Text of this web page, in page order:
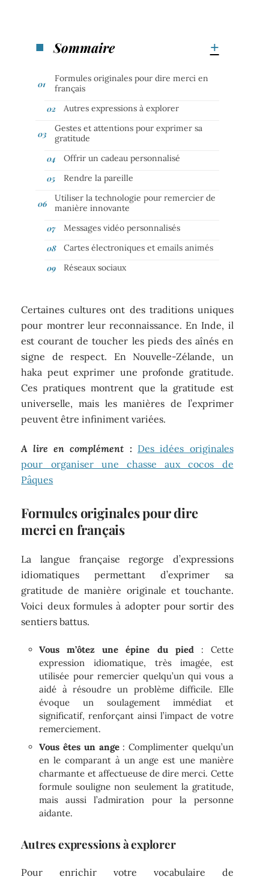
Sommaire
Formules originales pour dire merci en
français
Autres expressions à explorer
Gestes et attentions pour exprimer sa
gratitude
Offrir un cadeau personnalisé
Rendre la pareille
Utiliser la technologie pour remercier de
manière innovante
Messages vidéo personnalisés
Cartes électroniques et emails animés
Réseaux sociaux
Certaines cultures ont des traditions uniques
pour montrer leur reconnaissance. En Inde, il
est courant de toucher les pieds des aînés en
signe de respect. En Nouvelle-Zélande, un
haka peut exprimer une profonde gratitude.
Ces pratiques montrent que la gratitude est
universelle, mais les manières de l’exprimer
peuvent être infiniment variées.
A lire en complément : Des idées originales
pour organiser une chasse aux cocos de
Pâques
Formules originales pour dire
merci en français
La langue française regorge d’expressions
idiomatiques permettant d’exprimer sa
gratitude de manière originale et touchante.
Voici deux formules à adopter pour sortir des
sentiers battus.
Vous m’ôtez une épine du pied: Cette
expression idiomatique, très imagée, est
utilisée pour remercier quelqu’un qui vous a
aidé à résoudre un problème difficile. Elle
évoque un soulagement immédiat et
significatif, renforçant ainsi l’impact de votre
remerciement.
Vous êtes un ange: Complimenter quelqu’un
en le comparant à un ange est une manière
charmante et affectueuse de dire merci. Cette
formule souligne non seulement la gratitude,
mais aussi l’admiration pour la personne
aidante.
Autres expressions à explorer
Pour enrichir votre vocabulaire de